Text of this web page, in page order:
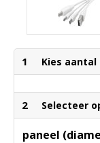
1 Kies aantal
2 Selecteer
paneel